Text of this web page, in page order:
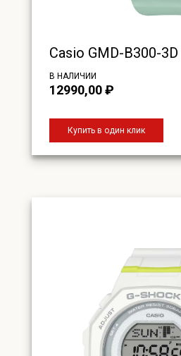
Casio GMD-B300-3D
В НАЛИЧИИ
12990,00₽
Купить в один клик